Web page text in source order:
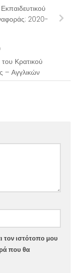
2020-
του Κρατικού
– Αγγλικών
ιστότοπο μου
που θα